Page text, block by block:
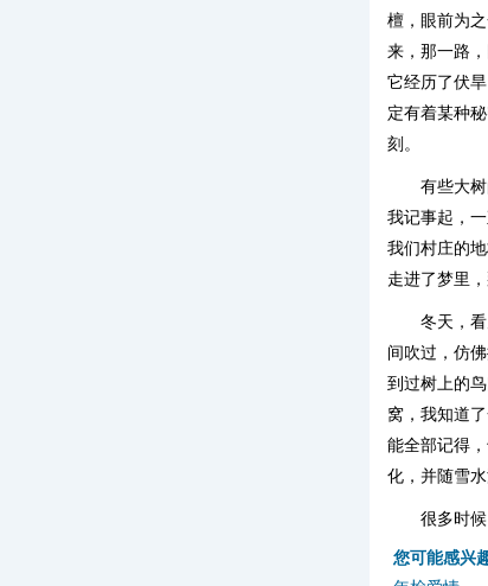
檀，眼前为
来，那一路
它经历了伏
定有着某种
刻。
有些大
我记事起，
我们村庄的
走进了梦里
冬天，
间吹过，仿
到过树上的
窝，我知道
能全部记得
化，并随雪水
很多时
您可能感兴